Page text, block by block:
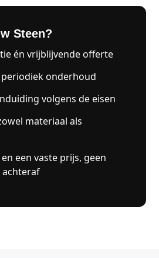
Steen?
én vrijblijvende offerte
onderhoud
volgens de eisen
materiaal als
een vaste prijs, geen
achteraf